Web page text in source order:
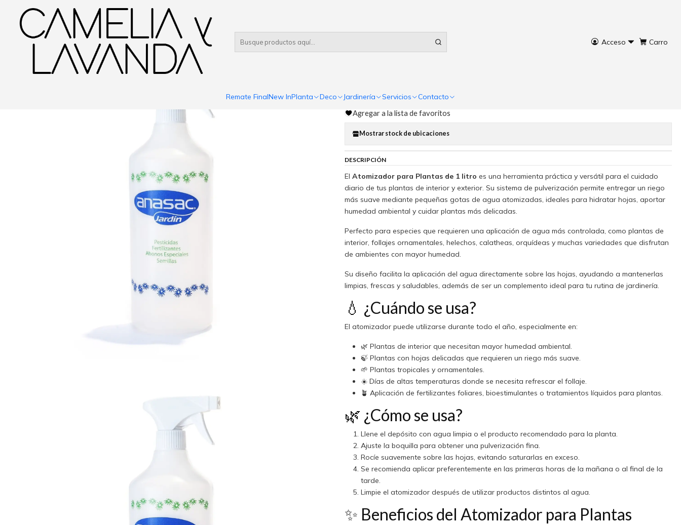
Acceso Carro
Remate FinalNew InPlanta Deco Jardinería Servicios Contacto
Inicio Jardinería Huerto Atomizador
Cantidad
Agregar a la lista de favoritos
Mostrar stock de ubicaciones
DESCRIPCIÓN
El Atomizador para Plantas de 1 litro es una herramienta práctica y versátil para el cuidado
diario de tus plantas de interior y exterior. Su sistema de pulverización permite entregar un riego
más suave mediante pequeñas gotas de agua atomizadas, ideales para hidratar hojas, aportar
humedad ambiental y cuidar plantas más delicadas.
Perfecto para especies que requieren una aplicación de agua más controlada, como plantas de
interior, follajes ornamentales, helechos, calatheas, orquídeas y muchas variedades que disfrutan
de ambientes con mayor humedad.
Su diseño facilita la aplicación del agua directamente sobre las hojas, ayudando a mantenerlas
limpias, frescas y saludables, además de ser un complemento ideal para tu rutina de jardinería.
💧 ¿Cuándo se usa?
El atomizador puede utilizarse durante todo el año, especialmente en:
🌿 Plantas de interior que necesitan mayor humedad ambiental.
🍃 Plantas con hojas delicadas que requieren un riego más suave.
🌱 Plantas tropicales y ornamentales.
☀️ Días de altas temperaturas donde se necesita refrescar el follaje.
🪴 Aplicación de fertilizantes foliares, bioestimulantes o tratamientos líquidos para plantas.
🌿 ¿Cómo se usa?
Llene el depósito con agua limpia o el producto recomendado para la planta.
Ajuste la boquilla para obtener una pulverización fina.
Rocíe suavemente sobre las hojas, evitando saturarlas en exceso.
Se recomienda aplicar preferentemente en las primeras horas de la mañana o al final de la
tarde.
Limpie el atomizador después de utilizar productos distintos al agua.
✨ Beneficios del Atomizador para Plantas